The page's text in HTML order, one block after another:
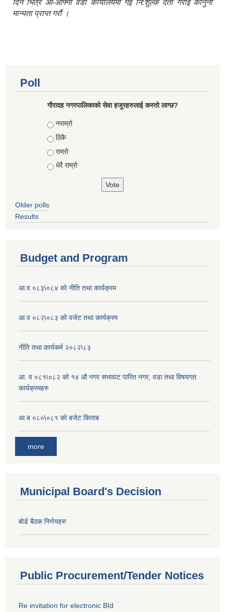
दिन भित्र आ-आफ्नो वडा कार्यालयमा गई नि:शुल्क दर्ता गराई कानुनी
मान्यता प्राप्त गरौं ।
Poll
गौरादह नगरपालिकाको सेवा हजुरहरुलाई कस्तो लाग्छ?
Choices
नराम्रो
ठिकै
राम्रो
धेरै राम्रो
Older polls
Results
Budget and Program
आ.व ०८३\०८४ को नीति तथा कार्यक्रम
आ.व ०८२\०८३ को वजेट तथा कार्यक्रम
नीति तथा कार्यकर्म २०८२\८३
आ. व ०८१\०८२ को १४ औ नगर सभावाट पारित नगर, वडा तथा विषयगत
कार्यक्रमहरु
आ.ब ०८०\०८१ को बजेट किताब
more
Municipal Board's Decision
बोर्ड बैठक निर्णयहरु
Public Procurement/Tender Notices
Re invitation for electronic BId